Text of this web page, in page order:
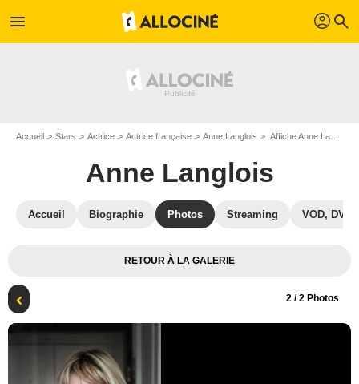
menu profil search
Accueil Stars Actrice Actrice française Anne Langlois Affiche Anne Langlois
Anne Langlois
Accueil Biographie Photos Streaming VOD, DVD
RETOUR À LA GALERIE
2 / 2 Photos